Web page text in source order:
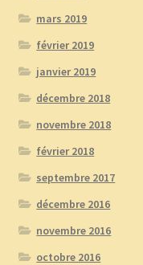
mars 2019
février 2019
janvier 2019
décembre 2018
novembre 2018
février 2018
septembre 2017
décembre 2016
novembre 2016
octobre 2016